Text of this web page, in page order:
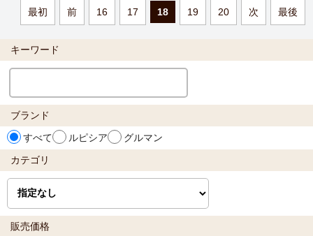
最初 前 16 17 18 19 20 次 最後
キーワード
ブランド
すべて
ルピシア グルマン
カテゴリ
販売価格